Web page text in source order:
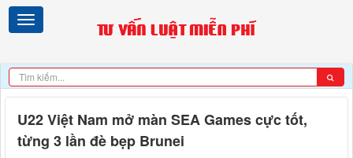
U22 Việt Nam mở màn SEA Games cực tốt,
từng 3 lần đè bẹp Brunei